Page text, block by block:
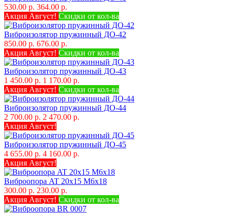
530.00 р. 364.00 р.
Акция Август! Скидки от кол-ва
Виброизолятор пружинный ДО-42
850.00 р. 676.00 р.
Акция Август! Скидки от кол-ва
Виброизолятор пружинный ДО-43
1 450.00 р. 1 170.00 р.
Акция Август! Скидки от кол-ва
Виброизолятор пружинный ДО-44
2 700.00 р. 2 470.00 р.
Акция Август!
Виброизолятор пружинный ДО-45
4 655.00 р. 4 160.00 р.
Акция Август!
Виброопора AT 20х15 M6x18
300.00 р. 230.00 р.
Акция Август! Скидки от кол-ва